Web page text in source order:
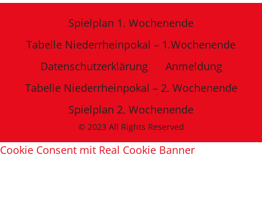
Spielplan 1. Wochenende
Tabelle Niederrheinpokal – 1.Wochenende
Datenschutzerklärung
Anmeldung
Tabelle Niederrheinpokal – 2. Wochenende
Spielplan 2. Wochenende
© 2023 All Rights Reserved
Cookie Consent mit Real Cookie Banner